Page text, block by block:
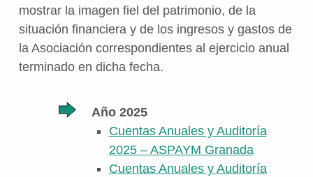
mostrar la imagen fiel del patrimonio, de la
situación financiera y de los ingresos y gastos de
la Asociación correspondientes al ejercicio anual
terminado en dicha fecha.
Año 2025
Cuentas Anuales y Auditoría
2025 – ASPAYM Granada
Cuentas Anuales y Auditoría